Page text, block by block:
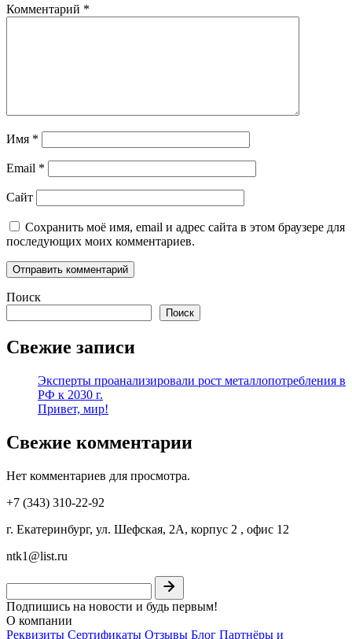
Комментарий *
Имя *
Email *
Сайт
Сохранить моё имя, email и адрес сайта в этом браузере для
последующих моих комментариев.
Поиск
Поиск
Свежие записи
Эксперты проанализировали рост металлопотребления в
РФ к 2030 г.
Привет, мир!
Свежие комментарии
Нет комментариев для просмотра.
+7 (343) 310-22-92
г. Екатеринбург, ул. Шефская, 2А, корпус 2 , офис 12
ntk1@list.ru
Подпишись на новости и будь первым!
О компании
Реквизиты Сертификаты Отзывы Блог Партнёры и